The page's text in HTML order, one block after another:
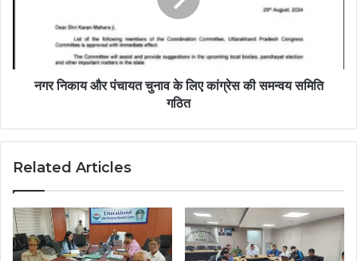
नगर निकाय और पंचायत चुनाव के लिए कांग्रेस की समन्वय समिति
गठित
Related Articles